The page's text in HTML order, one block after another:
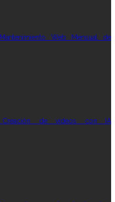
Mantenimiento Web Mensual de
Creación de vídeos con IA